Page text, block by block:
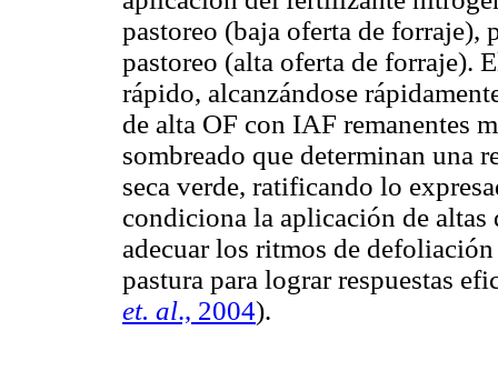
pastoreo (baja oferta de forraje),
pastoreo (alta oferta de forraje).
rápido, alcanzándose
de alta OF con IAF remanentes
sombreado que determinan una
seca verde, ratificando lo
condiciona la aplicación de
adecuar los ritmos de
pastura para lograr respuestas
et. al., 2004).